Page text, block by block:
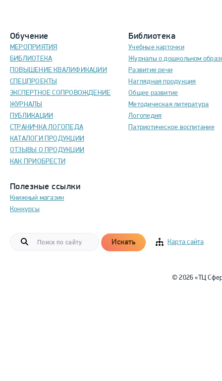
Обучение
МЕРОПРИЯТИЯ
БИБЛИОТЕКА
ПОВЫШЕНИЕ КВАЛИФИКАЦИИ
СПЕЦПРОЕКТЫ
ЭКСПЕРТНОЕ СОПРОВОЖДЕНИЕ
ЖУРНАЛЫ
ПУБЛИКАЦИИ
СТРАНИЧКА ЛОГОПЕДА
КАТАЛОГИ ПРОДУКЦИИ
ОТЗЫВЫ О ПРОДУКЦИИ
КАК ПРИОБРЕСТИ
Полезные ссылки
Книжный магазин
Конкурсы
Библиотека
Учебные карточки
Журналы о дошкольном
Развитие речи
Наглядная продукция
Общее развитие
Методическая литература
Логопедия
Патриотическое воспитание
Искать Карта сайта
© 2026 «ТЦ